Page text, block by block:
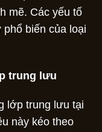
mẽ. Các yếu tố
biến của loại
trung lưu
lớp trung lưu tại
này kéo theo